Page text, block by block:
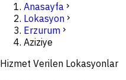
Anasayfa chevron_right
Lokasyon chevron_right
Erzurum chevron_right
Aziziye
Hizmet Verilen Lokasyonlar